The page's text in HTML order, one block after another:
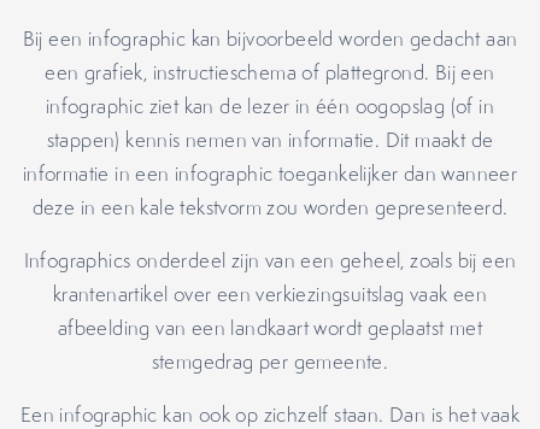
Bij een infographic kan bijvoorbeeld worden gedacht aan
een grafiek, instructieschema of plattegrond. Bij een
infographic ziet kan de lezer in één oogopslag (of in
stappen) kennis nemen van informatie. Dit maakt de
informatie in een infographic toegankelijker dan wanneer
deze in een kale tekstvorm zou worden gepresenteerd.
Infographics onderdeel zijn van een geheel, zoals bij een
krantenartikel over een verkiezingsuitslag vaak een
afbeelding van een landkaart wordt geplaatst met
stemgedrag per gemeente.
Een infographic kan ook op zichzelf staan. Dan is het vaak